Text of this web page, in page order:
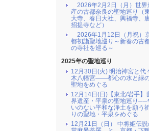
2026年2月2日（月）世界
産の古都奈良の聖地巡り（
大寺、春日大社、興福寺、
招提寺など）
2026年1月12日（月祝）
都初詣聖地巡り～新春の古
の寺社を巡る～
2025年の聖地巡り
12月30日(火) 明治神宮と代
木八幡宮――都心の水と緑
聖地をめぐる
12月14日(日)【東北/岩手】
界遺産・平泉の聖地巡り──
いのない平和な浄土を願う
りの聖地・平泉をめぐる
12月21日（日） 中将姫伝